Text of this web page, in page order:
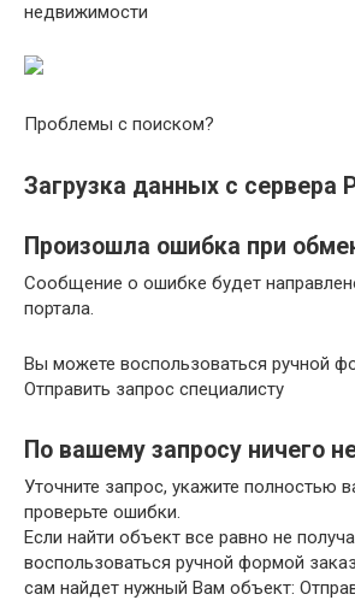
недвижимости
Проблемы с поиском?
Загрузка данных с сервера
Произошла ошибка при
Сообщение о ошибке будет
портала.
Вы можете воспользоваться ручной
Отправить запрос специалисту
По вашему запросу ничего
Уточните запрос, укажите полностью
проверьте ошибки.
Если найти объект все равно не
воспользоваться ручной формой
сам найдет нужный Вам объект: